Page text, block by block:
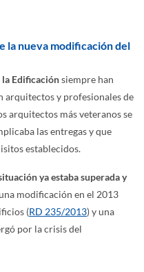
la nueva modificación del
la Edificaciónsiempre han
arquitectos y profesionales de
arquitectos más veteranos se
las entregas y que
establecidos.
ya estaba superada y
modificación en el 2013
(RD 235/2013) y una
por la crisis del